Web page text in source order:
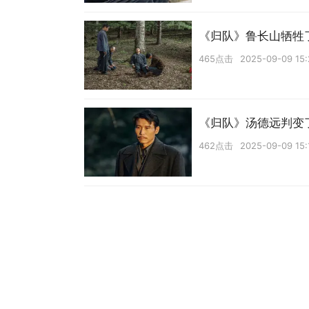
《归队》鲁长山牺牲
465点击 2025-09-09
《归队》汤德远判变
462点击 2025-09-09